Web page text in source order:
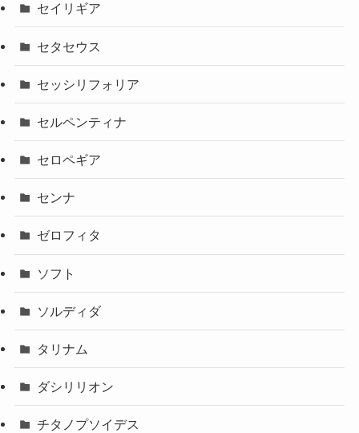
セイリギア
セタセウス
セッシリフォリア
セルペンティナ
セロペギア
センナ
ゼロフィタ
ソフト
ソルディダ
タリナム
ダシリリオン
チタノプソイデス